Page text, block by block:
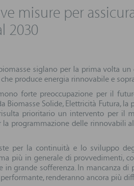
misure per
2030
siglano per la prima volta
produce energia rinnovabile e
forte preoccupazione per il
Biomasse Solide, Elettricità Futura,
prioritario un intervento per il
programmazione delle rinnovabili
per la continuità e lo sviluppo
ma più in generale di
in grande sofferenza. In mancanza
renderanno ancora più